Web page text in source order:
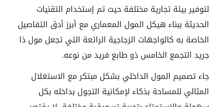
لتوفير بيئة تجارية مختلفة حيث تم إستخدام التقنيات
الحديثة ببناء هيكل المول المعماري مع أبرز أدق التفاصيل
الخاصة به كالواجهات الزجاجية الرائعة التي تجعل مول ذا
جريد التجمع الخامس ذو طابع فريد من نوعه.
جاء تصميم المول الداخلي بشكل مبتكر مع الاستغلال
المثالي للمساحة بذكاء لإمكانية التجول بداخله بكل